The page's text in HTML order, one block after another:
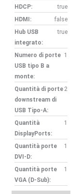
HDCP:
true
HDMI:
false
Hub USB
integrato:
true
Numero di porte
USB tipo B a
monte:
1
Quantità di porte
downstream di
USB Tipo-A:
2
Quantità
DisplayPorts:
1
Quantità porte
DVI-D:
1
Quantità porte
VGA (D-Sub):
1